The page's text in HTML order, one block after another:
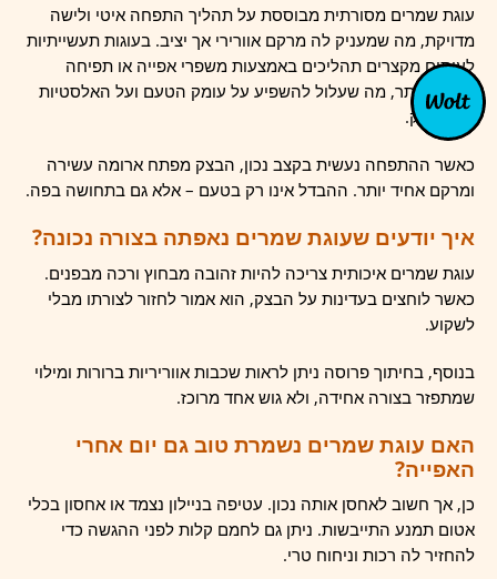
עוגת שמרים מסורתית מבוססת על תהליך התפחה איטי ולישה
מדויקת, מה שמעניק לה מרקם אוורירי אך יציב. בעוגות תעשייתיות
לעיתים מקצרים תהליכים באמצעות משפרי אפייה או תפיחה
מהירה יותר, מה שעלול להשפיע על עומק הטעם ועל האלסטיות
של הבצק.
כאשר ההתפחה נעשית בקצב נכון, הבצק מפתח ארומה עשירה
ומרקם אחיד יותר. ההבדל אינו רק בטעם – אלא גם בתחושה בפה.
איך יודעים שעוגת שמרים נאפתה בצורה נכונה?
עוגת שמרים איכותית צריכה להיות זהובה מבחוץ ורכה מבפנים.
כאשר לוחצים בעדינות על הבצק, הוא אמור לחזור לצורתו מבלי
לשקוע.
בנוסף, בחיתוך פרוסה ניתן לראות שכבות אווריריות ברורות ומילוי
שמתפזר בצורה אחידה, ולא גוש אחד מרוכז.
האם עוגת שמרים נשמרת טוב גם יום אחרי
האפייה?
כן, אך חשוב לאחסן אותה נכון. עטיפה בניילון נצמד או אחסון בכלי
אטום תמנע התייבשות. ניתן גם לחמם קלות לפני ההגשה כדי
להחזיר לה רכות וניחוח טרי.